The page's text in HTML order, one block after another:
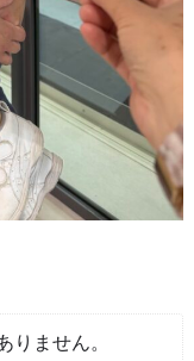
りません。